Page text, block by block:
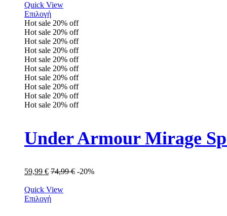
Quick View
Επιλογή
Hot sale 20% off
Hot sale 20% off
Hot sale 20% off
Hot sale 20% off
Hot sale 20% off
Hot sale 20% off
Hot sale 20% off
Hot sale 20% off
Hot sale 20% off
Hot sale 20% off
Under Armour Mirage
59,99 € 74,99€ -20%
Quick View
Επιλογή